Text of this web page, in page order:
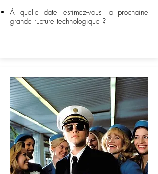
À quelle date estimez-vous la prochaine
grande rupture technologique ?